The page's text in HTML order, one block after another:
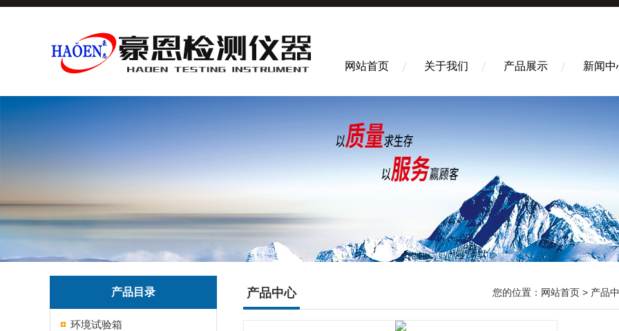
网站首页 关于我们 产品展示 新闻中
产品目录
环境试验箱
产品中心 您的位置： 网站首页 > 产品